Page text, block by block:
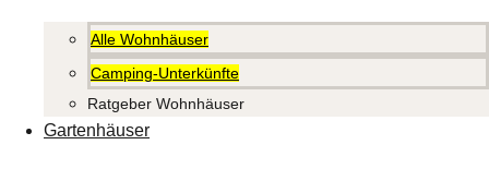
Alle Wohnhäuser
Camping-Unterkünfte
Ratgeber Wohnhäuser
Gartenhäuser